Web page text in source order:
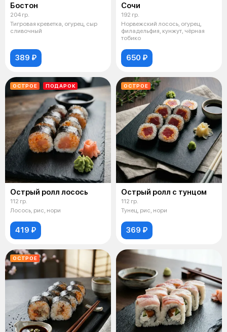
Бостон
204 гр.
Тигровая креветка, огурец, сыр
сливочный
389 ₽
Сочи
192 гр.
Норвежский лосось, огурец,
филадельфия, кунжут, чёрная
тобико
650 ₽
ОСТРОЕ ПОДАРОК
Острый ролл лосось
112 гр.
Лосось, рис, нори
419 ₽
ОСТРОЕ
Острый ролл с тунцом
112 гр.
Тунец, рис, нори
369 ₽
ОСТРОЕ